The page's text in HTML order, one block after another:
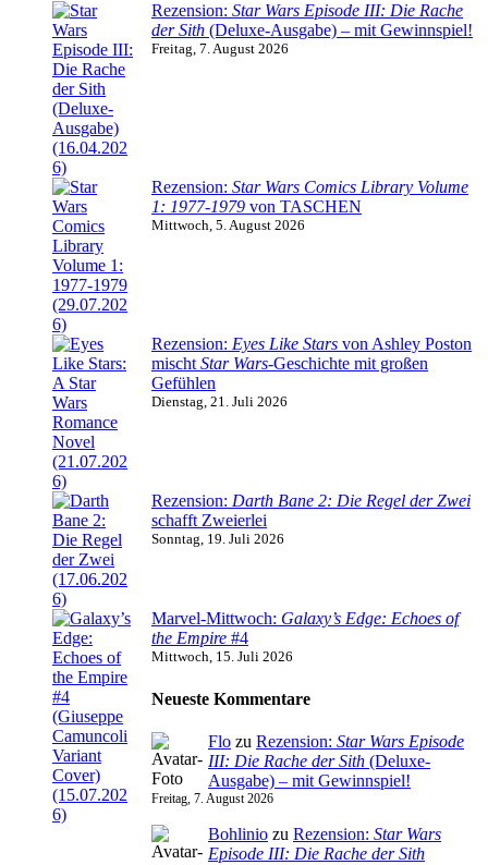
Rezension: Star Wars Episode III: Die Rache
der Sith (Deluxe-Ausgabe) – mit Gewinnspiel!
Freitag, 7. August 2026
Rezension: Star Wars Comics Library Volume
1: 1977-1979 von TASCHEN
Mittwoch, 5. August 2026
Rezension: Eyes Like Stars von Ashley Poston
mischtStar Wars-Geschichte mit großen
Gefühlen
Dienstag, 21. Juli 2026
Rezension: Darth Bane 2: Die Regel der Zwei
schafft Zweierlei
Sonntag, 19. Juli 2026
Marvel-Mittwoch: Galaxy’s Edge: Echoes of
the Empire #4
Mittwoch, 15. Juli 2026
Neueste Kommentare
Flo zu Rezension: Star Wars Episode
III: Die Rache der Sith (Deluxe-
Ausgabe) – mit Gewinnspiel!
Freitag, 7. August 2026
Bohlinio zu Rezension: Star Wars
Episode III: Die Rache der Sith